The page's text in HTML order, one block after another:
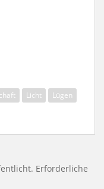
Licht
Lügen
Erforderliche